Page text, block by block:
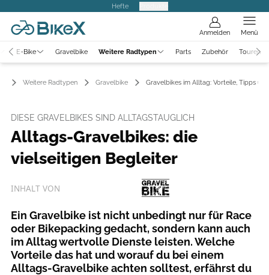
Hefte
Anmelden Menü
E-Bike Gravelbike Weitere Radtypen Parts Zubehör Touren
Weitere Radtypen Gravelbike Gravelbikes im Alltag: Vorteile, Tipps
DIESE GRAVELBIKES SIND ALLTAGSTAUGLICH
Alltags-Gravelbikes: die
vielseitigen Begleiter
INHALT VON
Ein Gravelbike ist nicht unbedingt nur für Race
oder Bikepacking gedacht, sondern kann auch
im Alltag wertvolle Dienste leisten. Welche
Vorteile das hat und worauf du bei einem
Alltags-Gravelbike achten solltest, erfährst du